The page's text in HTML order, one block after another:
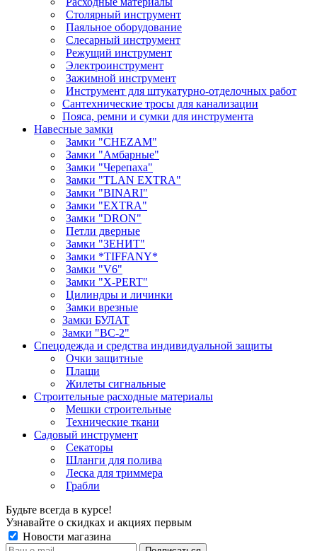
Столярный инструмент
Паяльное оборудование
Слесарный инструмент
Режущий инструмент
Электроинструмент
Зажимной инструмент
Инструмент для штукатурно-отделочных работ
Сантехнические тросы для канализации
Пояса, ремни и сумки для инструмента
Навесные замки
Замки "CHEZAM"
Замки "Амбарные"
Замки "Черепаха"
Замки "TLAN EXTRA"
Замки "BINARI"
Замки "EXTRA"
Замки "DRON"
Петли дверные
Замки "ЗЕНИТ"
Замки *TIFFANY*
Замки "V6"
Замки "X-PERT"
Цилиндры и личинки
Замки врезные
Замки БУЛАТ
Замки "ВС-2"
Спецодежда и средства индивидуальной защиты
Очки защитные
Плащи
Жилеты сигнальные
Строительные расходные материалы
Мешки строительные
Технические ткани
Садовый инструмент
Секаторы
Шланги для полива
Леска для триммера
Грабли
Будьте всегда в курсе!
Узнавайте о скидках и акциях первым
Новости магазина